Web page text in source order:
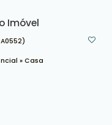
Imóvel
» Casa